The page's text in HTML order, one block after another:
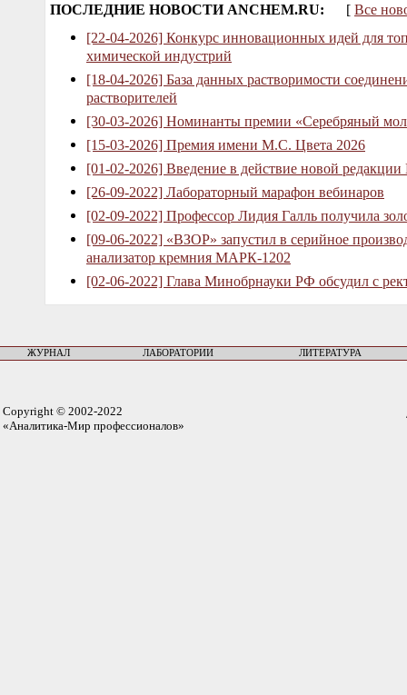
ПОСЛЕДНИЕ НОВОСТИ ANCHEM.RU: [ Все
[22-04-2026] Конкурс инновационных идей для
химической индустрий
[18-04-2026] База данных растворимости
растворителей
[30-03-2026] Номинанты премии «Серебряный
[15-03-2026] Премия имени М.С. Цвета 2026
[01-02-2026] Введение в действие новой
[26-09-2022] Лабораторный марафон вебинаров
[02-09-2022] Профессор Лидия Галль получила
[09-06-2022] «ВЗОР» запустил в серийное
анализатор кремния МАРК-1202
[02-06-2022] Глава Минобрнауки РФ обсудил с
ЖУРНАЛ ЛАБОРАТОРИИ ЛИТЕРАТУРА
Copyright © 2002-2022
«Аналитика-Мир профессионалов»